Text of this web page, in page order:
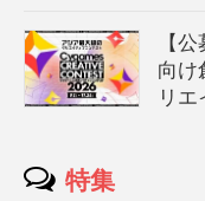
【
向け
リ
特集